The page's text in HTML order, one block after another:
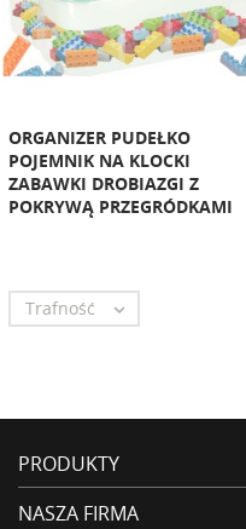
ORGANIZER PUDEŁKO
POJEMNIK NA KLOCKI
ZABAWKI DROBIAZGI Z
POKRYWĄ PRZEGRÓDKAMI
Trafność 
PRODUKTY
NASZA FIRMA